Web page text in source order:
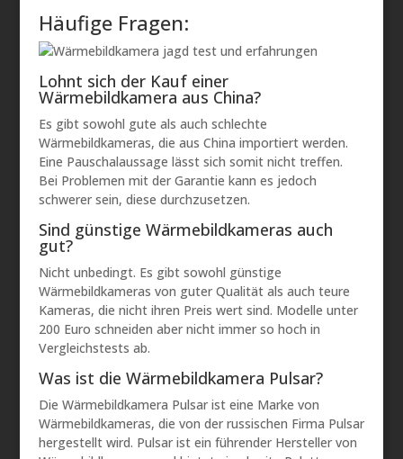
Häufige Fragen:
Lohnt sich der Kauf einer
Wärmebildkamera aus China?
Es gibt sowohl gute als auch schlechte
Wärmebildkameras, die aus China importiert werden.
Eine Pauschalaussage lässt sich somit nicht treffen.
Bei Problemen mit der Garantie kann es jedoch
schwerer sein, diese durchzusetzen.
Sind günstige Wärmebildkameras auch
gut?
Nicht unbedingt. Es gibt sowohl günstige
Wärmebildkameras von guter Qualität als auch teure
Kameras, die nicht ihren Preis wert sind. Modelle unter
200 Euro schneiden aber nicht immer so hoch in
Vergleichstests ab.
Was ist die Wärmebildkamera Pulsar?
Die Wärmebildkamera Pulsar ist eine Marke von
Wärmebildkameras, die von der russischen Firma Pulsar
hergestellt wird. Pulsar ist ein führender Hersteller von